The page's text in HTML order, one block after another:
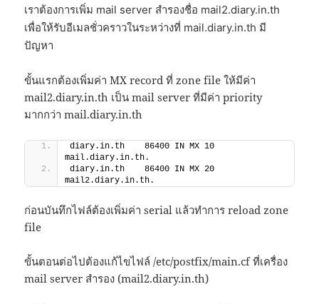
เราต้องการเพิ่ม mail server สำรองชื่อ mail2.diary.in.th
เพื่อให้รับอีเมลชั่วคราวในระหว่างที่ mail.diary.in.th มี
ปัญหา
ขั้นแรกต้องเพิ่มค่า MX record ที่ zone file ให้มีค่า
mail2.diary.in.th เป็น mail server ที่มีค่า priority
มากกว่า mail.diary.in.th
diary.in.th    86400 IN MX 10
mail.diary.in.th.
diary.in.th    86400 IN MX 20
mail2.diary.in.th.
ก่อนบันทึกไฟล์ต้องเพิ่มค่า serial แล้วทำการ reload zone
file
ขั้นตอนต่อไปต้องแก้ไขไฟล์ /etc/postfix/main.cf ที่เครื่อง
mail server สำรอง (mail2.diary.in.th)